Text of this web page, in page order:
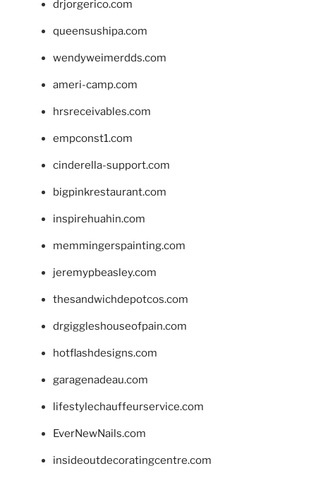
drjorgerico.com
queensushipa.com
wendyweimerdds.com
ameri-camp.com
hrsreceivables.com
empconst1.com
cinderella-support.com
bigpinkrestaurant.com
inspirehuahin.com
memmingerspainting.com
jeremypbeasley.com
thesandwichdepotcos.com
drgiggleshouseofpain.com
hotflashdesigns.com
garagenadeau.com
lifestylechauffeurservice.com
EverNewNails.com
insideoutdecoratingcentre.com